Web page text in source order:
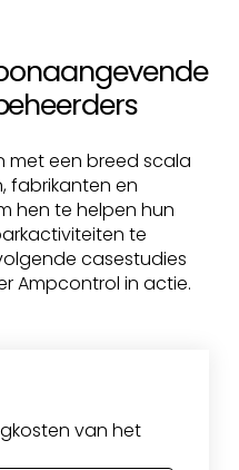
met een breed scala
fabrikanten en
hen te helpen hun
te
casestudies
Ampcontrol in actie.
van het